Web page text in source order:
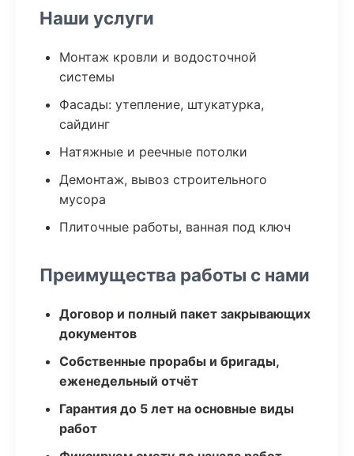
Наши услуги
Монтаж кровли и водосточной
системы
Фасады: утепление, штукатурка,
сайдинг
Натяжные и реечные потолки
Демонтаж, вывоз строительного
мусора
Плиточные работы, ванная под ключ
Преимущества работы с нами
Договор и полный пакет закрывающих
документов
Собственные прорабы и бригады,
еженедельный отчёт
Гарантия до 5 лет на основные виды
работ